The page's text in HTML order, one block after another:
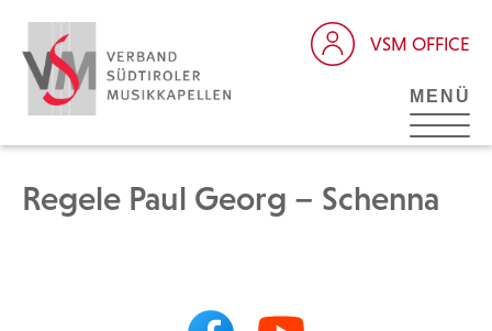
VSM OFFICE
MENÜ
Regele Paul Georg – Schenna